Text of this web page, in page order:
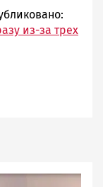
из-за трех